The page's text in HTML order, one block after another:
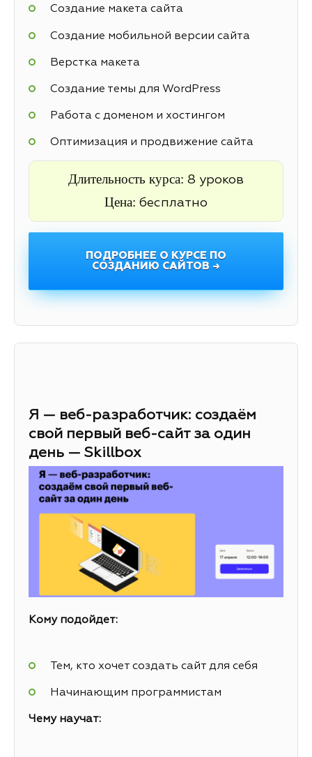
Создание макета сайта
Создание мобильной версии сайта
Верстка макета
Создание темы для WordPress
Работа с доменом и хостингом
Оптимизация и продвижение сайта
Длительность курса: 8 уроков
Цена: бесплатно
ПОДРОБНЕЕ О КУРСЕ ПО
СОЗДАНИЮ САЙТОВ →
Я — веб-разработчик: создаём
свой первый веб-сайт за один
день — Skillbox
Кому подойдет:
Тем, кто хочет создать сайт для себя
Начинающим программистам
Чему научат: